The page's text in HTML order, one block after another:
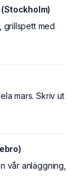
grillspett med
mars. Skriv ut
vår anläggning,